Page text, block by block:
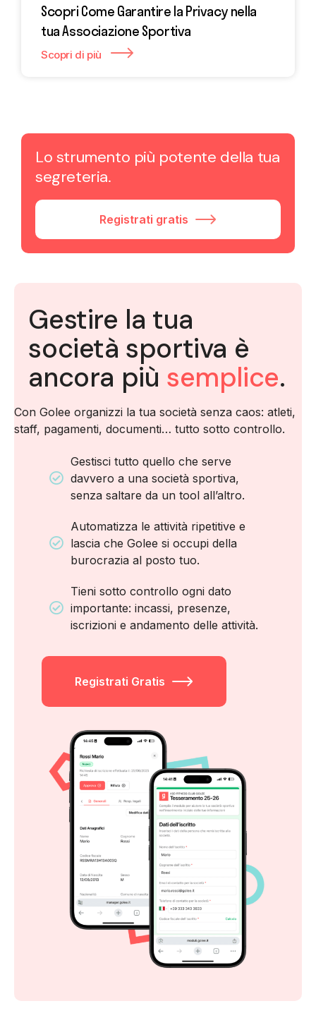
Scopri Come Garantire la Privacy nella
tua Associazione Sportiva
Scopri di più
Lo strumento più potente della tua
segreteria.
Registrati gratis
Gestire la tua
società sportiva è
ancora più semplice.
Con Golee organizzi la tua società senza caos: atleti,
staff, pagamenti, documenti… tutto sotto controllo.
Gestisci tutto quello che serve
davvero a una società sportiva,
senza saltare da un tool all’altro.
Automatizza le attività ripetitive e
lascia che Golee si occupi della
burocrazia al posto tuo.
Tieni sotto controllo ogni dato
importante: incassi, presenze,
iscrizioni e andamento delle attività.
Registrati Gratis